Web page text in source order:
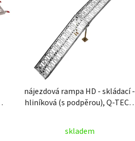
k
t
nájezdová rampa HD - skládací -
hliníková (s podpěrou), Q-TECH
skladem